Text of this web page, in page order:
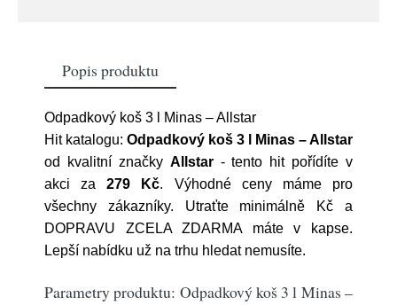
Popis produktu
Odpadkový koš 3 l Minas – Allstar
Hit katalogu: Odpadkový koš 3 l Minas – Allstar
od kvalitní značky Allstar- tento hit pořídíte v
akci za279 Kč. Výhodné ceny máme pro
všechny zákazníky. Utraťte minimálně Kč a
DOPRAVU ZCELA ZDARMA máte v kapse.
Lepší nabídku už na trhu hledat nemusíte.
Parametry produktu: Odpadkový koš 3 l Minas –